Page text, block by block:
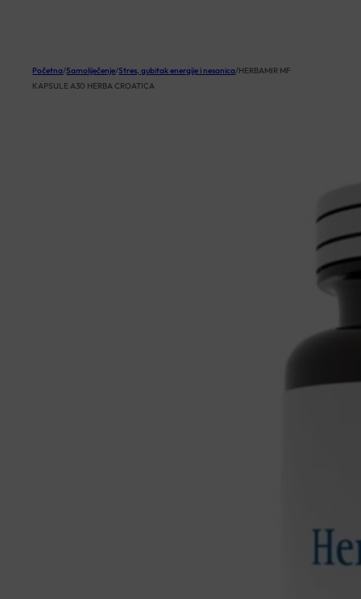
Početna/Samoliječenje/Stres, gubitak energije i nesanica/HERBAMIR MF
KAPSULE A30 HERBA CROATICA